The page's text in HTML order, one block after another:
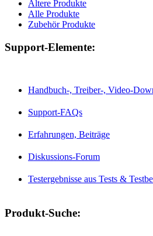
Ältere Produkte
Alle Produkte
Zubehör Produkte
Support-Elemente:
Handbuch-, Treiber-, Video-
Support-FAQs
Erfahrungen, Beiträge
Diskussions-Forum
Testergebnisse aus Tests &
Produkt-Suche: